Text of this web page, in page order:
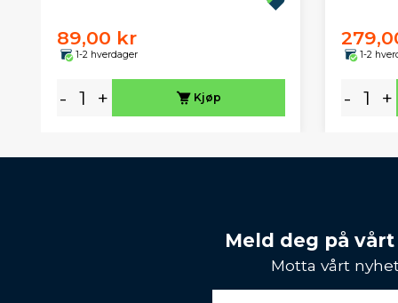
89,00 kr
1-2 hverdager
- + Kjøp
1-2
- +
Meld deg på
Motta vårt